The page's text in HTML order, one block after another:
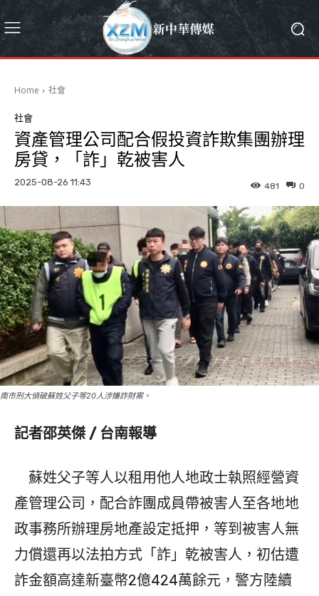
Home 社會
社會
資產管理公司配合假投資詐欺集團辦理
房貸，「詐」乾被害人
2025-08-26 11:43 0
481
南市刑大偵破蘇姓父子等20人涉嫌詐財案。
記者邵英傑 / 台南報導
蘇姓父子等人以租用他人地政士執照經營資
產管理公司，配合詐團成員帶被害人至各地地
政事務所辦理房地產設定抵押，等到被害人無
力償還再以法拍方式「詐」乾被害人，初估遭
詐金額高達新臺幣2億424萬餘元，警方陸續